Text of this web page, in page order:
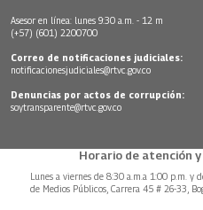
Asesor en línea: lunes 9:30 a.m. - 12 m
(+57) (601) 2200700
Correo de notificaciones judiciales:
notificacionesjudiciales@rtvc.gov.co
Denuncias por actos de corrupción:
soytransparente@rtvc.gov.co
Horario de atención
Lunes a viernes de 8:30 a.m.a 1:00 p.m. y
de Medios Públicos, Carrera 45 # 26-33,